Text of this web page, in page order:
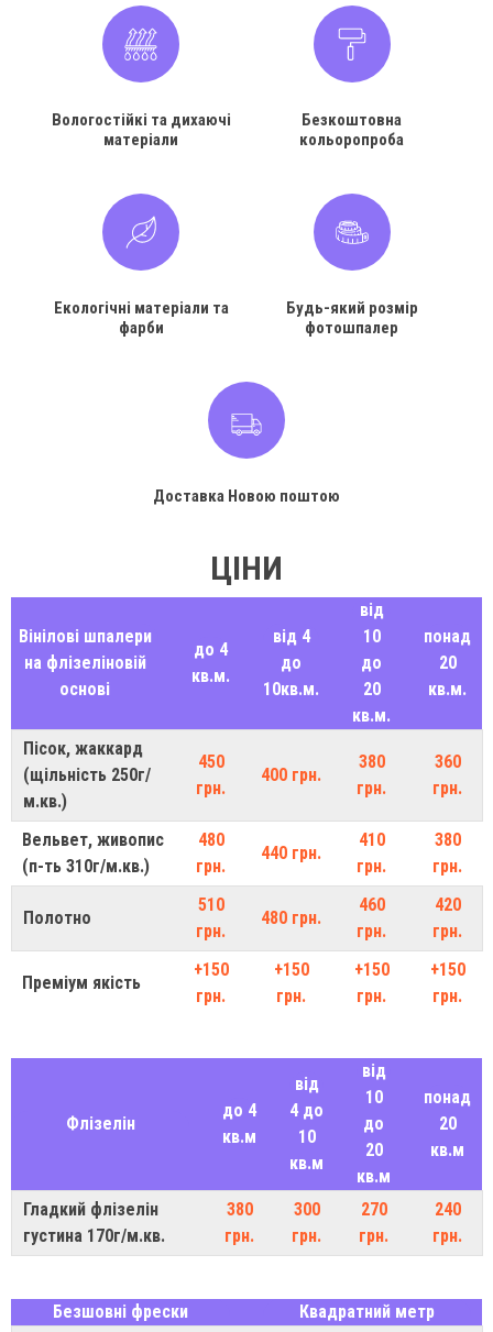
Вологостійкі та дихаючі
матеріали
Безкоштовна
кольоропроба
Екологічні матеріали та
фарби
Будь-який розмір
фотошпалер
Доставка Новою поштою
ЦІНИ
Вінілові шпалери
на флізеліновій
основі
до 4
кв.м.
від 4
до
10кв.м.
від
10
до
20
кв.м.
понад
20
кв.м.
Пісок, жаккард
(щільність 250г/
м.кв.)
450
грн.
400 грн.
380
грн.
360
грн.
Вельвет, живопис
(п-ть 310г/м.кв.)
480
грн.
440 грн.
410
грн.
380
грн.
Полотно
510
грн.
480 грн.
460
грн.
420
грн.
Преміум якість
+150
грн.
+150
грн.
+150
грн.
+150
грн.
Флізелін
до 4
кв.м
від
4 до
10
кв.м
від
10
до
20
кв.м
понад
20
кв.м
Гладкий флізелін
густина 170г/м.кв.
380
грн.
300
грн.
270
грн.
240
грн.
Безшовні фрески
Квадратний метр